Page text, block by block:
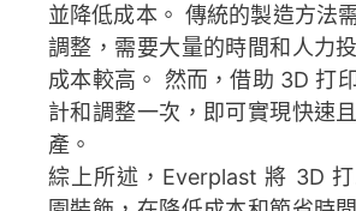
並降低成本。 傳統的製造方法
調整，需要大量的時間和人力
成本較高。 然而，借助 3D 打
計和調整一次，即可實現快速
產。
綜上所述，Everplast 將 3D